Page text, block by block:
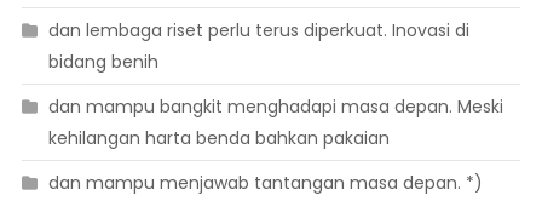
dan lembaga riset perlu terus diperkuat. Inovasi di
bidang benih
dan mampu bangkit menghadapi masa depan. Meski
kehilangan harta benda bahkan pakaian
dan mampu menjawab tantangan masa depan. *)